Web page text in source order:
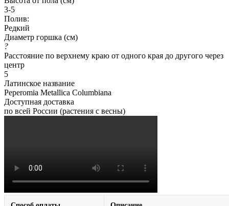
3-5
Полив:
Редкий
Диаметр горшка (см)
?
Расстояние по верхнему краю от одного края до другого через
центр
5
Латинское название
Peperomia Metallica Columbiana
Доступная доставка
по всей России (растения с весны)